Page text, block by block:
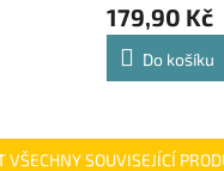
179,90 Kč
Do košíku
VŠECHNY SOUVISEJÍCÍ